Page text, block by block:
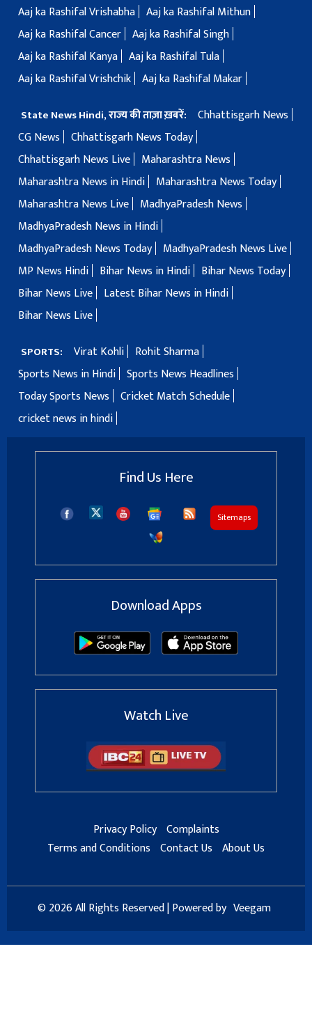
Aaj ka Rashifal Vrishabha Aaj ka Rashifal Mithun
Aaj ka Rashifal Cancer Aaj ka Rashifal Singh
Aaj ka Rashifal Kanya Aaj ka Rashifal Tula
Aaj ka Rashifal Vrishchik Aaj ka Rashifal Makar
State News Hindi, राज्य की ताज़ा ख़बरें:
Chhattisgarh News
CG News
Chhattisgarh News Today
Chhattisgarh News Live
Maharashtra News
Maharashtra News in Hindi
Maharashtra News Today
Maharashtra News Live
MadhyaPradesh News
MadhyaPradesh News in Hindi
MadhyaPradesh News Today
MadhyaPradesh News Live
MP News Hindi
Bihar News in Hindi
Bihar News Today
Bihar News Live
Latest Bihar News in Hindi
Bihar News Live
SPORTS: Virat Kohli
Rohit Sharma
Sports News in Hindi Sports News Headlines
Today Sports News
Cricket Match Schedule
cricket news in hindi
Find Us Here
Sitemaps
Download Apps
Watch Live
Privacy Policy Complaints
Terms and Conditions Contact Us About Us
© 2026 All Rights Reserved | Powered by Veegam